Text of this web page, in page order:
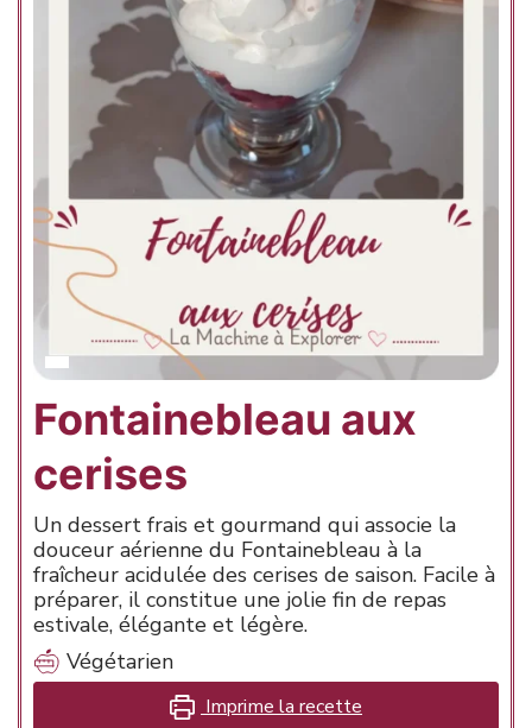
Fontainebleau aux
cerises
Un dessert frais et gourmand qui associe la
douceur aérienne du Fontainebleau à la
fraîcheur acidulée des cerises de saison. Facile à
préparer, il constitue une jolie fin de repas
estivale, élégante et légère.
Végétarien
Imprime la recette